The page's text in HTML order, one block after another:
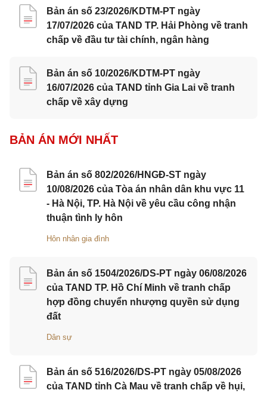
Bản án số 23/2026/KDTM-PT ngày
17/07/2026 của TAND TP. Hải Phòng về tranh
chấp về đầu tư tài chính, ngân hàng
Bản án số 10/2026/KDTM-PT ngày
16/07/2026 của TAND tỉnh Gia Lai về tranh
chấp về xây dựng
BẢN ÁN MỚI NHẤT
Bản án số 802/2026/HNGĐ-ST ngày
10/08/2026 của Tòa án nhân dân khu vực 11
- Hà Nội, TP. Hà Nội về yêu cầu công nhận
thuận tình ly hôn
Hôn nhân gia đình
Bản án số 1504/2026/DS-PT ngày 06/08/2026
của TAND TP. Hồ Chí Minh về tranh chấp
hợp đồng chuyển nhượng quyền sử dụng
đất
Dân sự
Bản án số 516/2026/DS-PT ngày 05/08/2026
của TAND tỉnh Cà Mau về tranh chấp về hụi,